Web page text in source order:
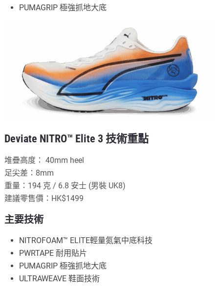
PUMAGRIP 極強抓地大底
Deviate NITRO™ Elite 3 技術重點
堆疊高度： 40mm heel
足尖差：8mm
重量：194 克 / 6.8 安士 (男裝 UK8)
建議零售價：HK$1499
主要技術
NITROFOAM™ ELITE輕量氮氣中底科技
PWRTAPE 耐用貼片
PUMAGRIP 極強抓地大底
ULTRAWEAVE 鞋面技術